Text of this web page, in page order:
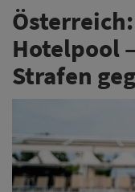
Hotelpool
Strafen